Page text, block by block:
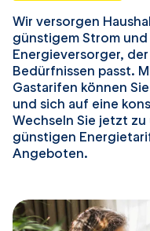
Wir versorgen
günstigem Strom und
Energieversorger,
Bedürfnissen passt.
Gastarifen können
und sich auf eine
Wechseln Sie jetzt
günstigen
Angeboten.